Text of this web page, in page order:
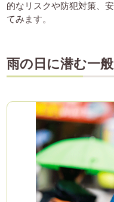
的なリスクや防犯対策、
てみます。
雨の日に潜む一